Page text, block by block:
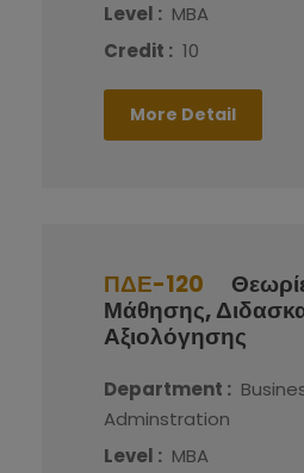
Level : MBA
Credit : 10
More Detail
ΠΔΕ-120
Μάθησης,
Αξιολόγησης
Department :
Adminstration
Level : MBA